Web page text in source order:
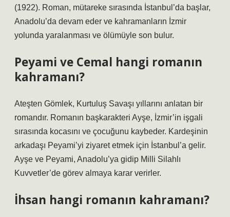
(1922). Roman, mütareke sırasında İstanbul’da başlar,
Anadolu’da devam eder ve kahramanların İzmir
yolunda yaralanması ve ölümüyle son bulur.
Peyami ve Cemal hangi romanın
kahramanı?
Ateşten Gömlek, Kurtuluş Savaşı yıllarını anlatan bir
romandır. Romanın başkarakteri Ayşe, İzmir’in işgali
sırasında kocasını ve çocuğunu kaybeder. Kardeşinin
arkadaşı Peyami’yi ziyaret etmek için İstanbul’a gelir.
Ayşe ve Peyami, Anadolu’ya gidip Milli Silahlı
Kuvvetler’de görev almaya karar verirler.
İhsan hangi romanın kahramanı?